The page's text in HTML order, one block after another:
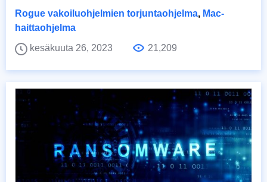
Rogue vakoiluohjelmien torjuntaohjelma, Mac-
haittaohjelma
kesäkuuta 26, 2023
21,209